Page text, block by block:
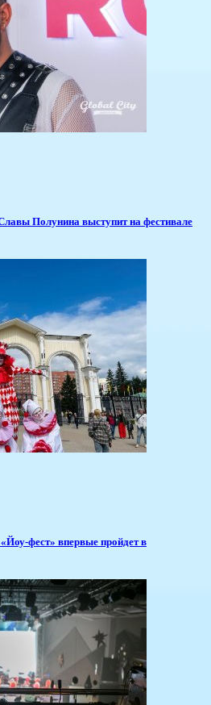
Полунина выступит на фестивале
фест» впервые пройдет в